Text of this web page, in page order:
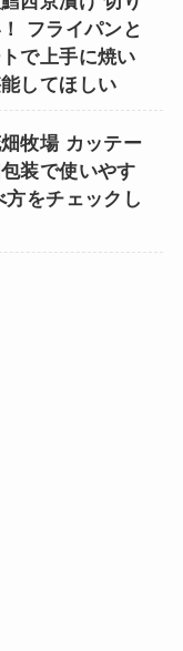
フライパンと
で上手に焼い
してほしい
牧場 カッテー
装で使いやす
をチェックし